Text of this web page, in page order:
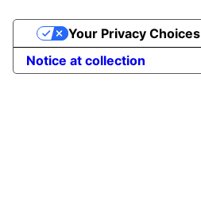
Notice at collection
Your Privacy Choices